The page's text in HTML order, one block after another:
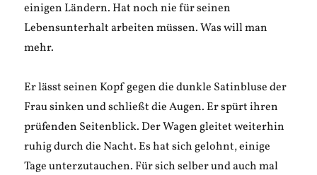
einigen Ländern. Hat noch nie für seinen
Lebensunterhalt arbeiten müssen. Was will man
mehr.
Er lässt seinen Kopf gegen die dunkle Satinbluse der
Frau sinken und schließt die Augen. Er spürt ihren
prüfenden Seitenblick. Der Wagen gleitet weiterhin
ruhig durch die Nacht. Es hat sich gelohnt, einige
Tage unterzutauchen. Für sich selber und auch mal